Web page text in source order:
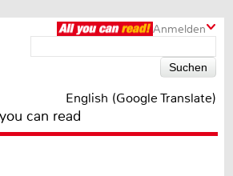
Anmelden
English (Google Translate)
can read